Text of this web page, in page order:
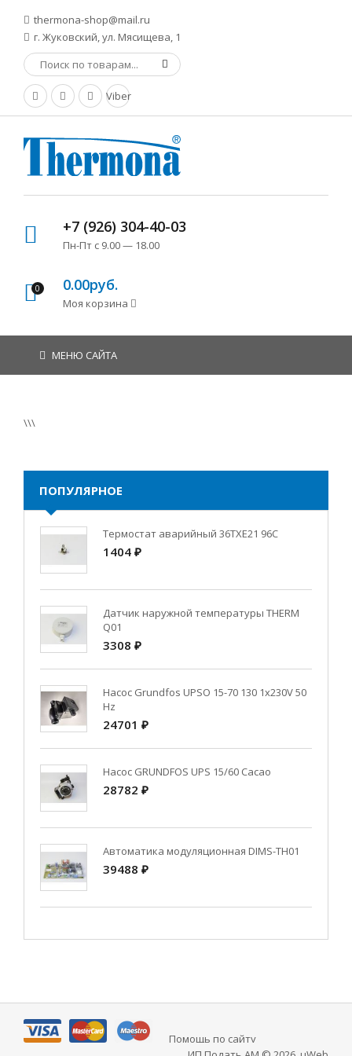
thermona-shop@mail.ru
г. Жуковский, ул. Мясищева, 1
Viber
+7 (926) 304-40-03
Пн-Пт с 9.00 — 18.00
0 0.00руб.
Моя корзина
МЕНЮ САЙТА
\\\
ПОПУЛЯРНОЕ
Термостат аварийный 36TXE21 96C
1404 ₽
Датчик наружной температуры THERM
Q01
3308 ₽
Насос Grundfos UPSO 15-70 130 1x230V 50
Hz
24701 ₽
Насос GRUNDFOS UPS 15/60 Cacao
28782 ₽
Автоматика модуляционная DIMS-TH01
39488 ₽
Помощь по сайту